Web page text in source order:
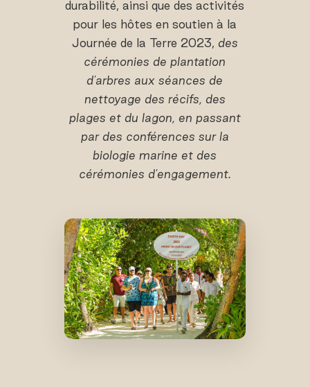
durabilité, ainsi que des activités
pour les hôtes en soutien à la
Journée de la Terre 2023, des
cérémonies de plantation
d'arbres aux séances de
nettoyage des récifs, des
plages et du lagon, en passant
par des conférences sur la
biologie marine et des
cérémonies d'engagement.